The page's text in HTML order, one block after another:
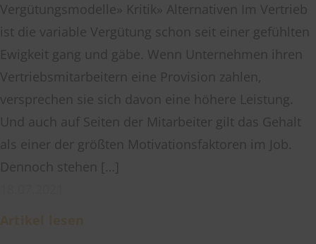
Vergütungsmodelle» Kritik» Alternativen Im Vertrieb
ist die variable Vergütung schon seit einer gefühlten
Ewigkeit gang und gäbe. Wenn Unternehmen ihren
Vertriebsmitarbeitern eine Provision zahlen,
versprechen sie sich davon eine höhere Leistung.
Und auch auf Seiten der Mitarbeiter gilt das Gehalt
als einer der größten Motivationsfaktoren im Job.
Dennoch stehen […]